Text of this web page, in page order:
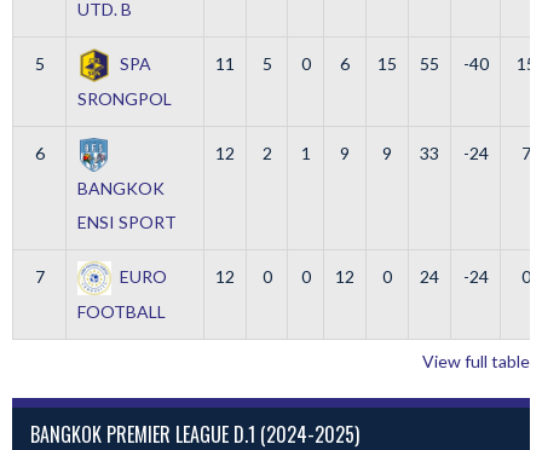
UTD. B
5
SPA
SRONGPOL
11 5 0 6 15 55 -40 15
6
BANGKOK
ENSI SPORT
12 2 1 9 9 33 -24 7
7
EURO
FOOTBALL
12 0 0 12 0 24 -24 0
View full table
BANGKOK PREMIER LEAGUE D.1 (2024-2025)